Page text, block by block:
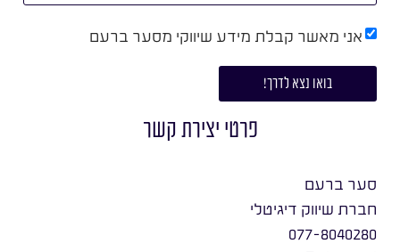
אני מאשר קבלת מידע שיווקי מסער ברעם
בואו נצא לדרך!
פרטי יצירת קשר
סער ברעם
חברת שיווק דיגיטלי
077-8040280